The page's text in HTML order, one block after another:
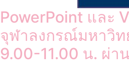
PowerPoint และ
จุฬาลงกรณ์มหาวิท
9.00-11.00 น. ผ่า